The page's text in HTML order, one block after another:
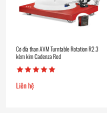
Cơ đĩa than AVM Turntable Rotation R2.3
kèm kim Cadenza Red
Liên hệ